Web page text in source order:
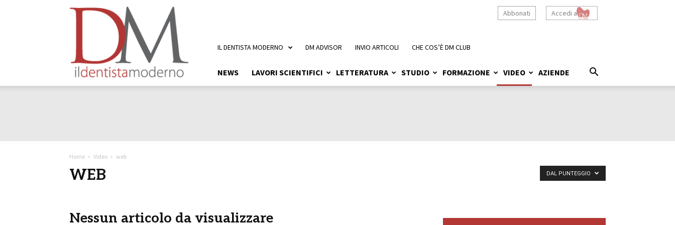
Accedi a
Abbonati
NEWS LAVORI SCIENTIFICI LETTERATURA STUDIO FORMAZIONE VIDEO AZIENDE
IL DENTISTA MODERNO DM ADVISOR INVIO ARTICOLI CHE COS’È DM CLUB
Home Video web
WEB DAL PUNTEGGIO
Nessun articolo da visualizzare